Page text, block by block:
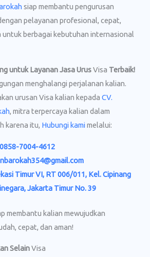
siap membantu pengurusan
pelayanan profesional, cepat,
untuk berbagai kebutuhan internasional
untuk Layanan Jasa UrusVisa Terbaik!
menghalangi perjalanan kalian.
urusan Visa kalian kepada CV.
, mitra terpercaya kalian dalam
karena itu, Hubungi kamimelalui:
0858-7004-4612
Timur VI, RT 006/011, Kel. Cipinang
Jakarta Timur No. 39
membantu kalian mewujudkan
cepat, dan aman!
SelainVisa